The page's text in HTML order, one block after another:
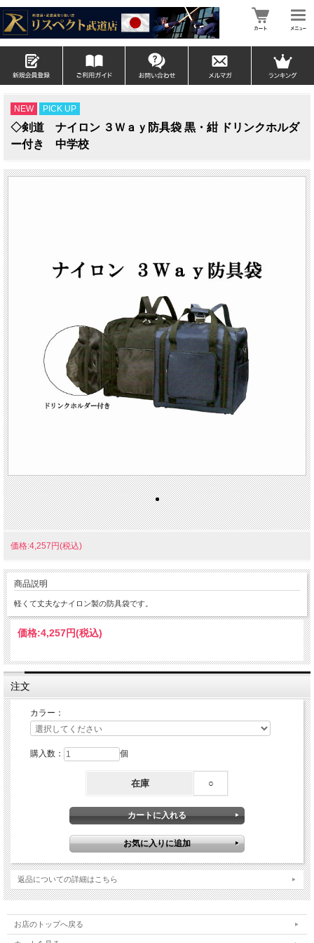
NEW PICK UP
◇剣道 ナイロン ３Ｗａｙ防具袋 黒・紺 ドリンクホルダ
ー付き 中学校
価格:4,257円(税込)
商品説明
軽くて丈夫なナイロン製の防具袋です。
価格:4,257円(税込)
注文
カラー：
購入数： 個
在庫 ○
返品についての詳細はこちら
お店のトップへ戻る